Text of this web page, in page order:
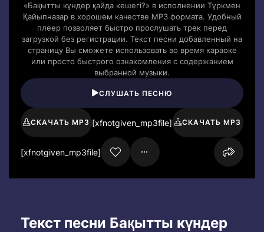
«Бақытты күндер қайда кешегі?» в исполнении Түркмен
Қайыпназар в хорошем качестве MP3 формата. Удобный
плеер позволяет быстро прослушать трек перед
загрузкой без регистрации. Текст песни добавленный на
страницу Вы сможете использовать во время караоке
или просто быстрого ознакомления с содержанием
выбранной музыки.
СЛУШАТЬ ПЕСНЮ
СКАЧАТЬ MP3 [xfnotgiven_mp3file] СКАЧАТЬ MP3
[xfnotgiven_mp3file]
Текст песни Бақытты күндер